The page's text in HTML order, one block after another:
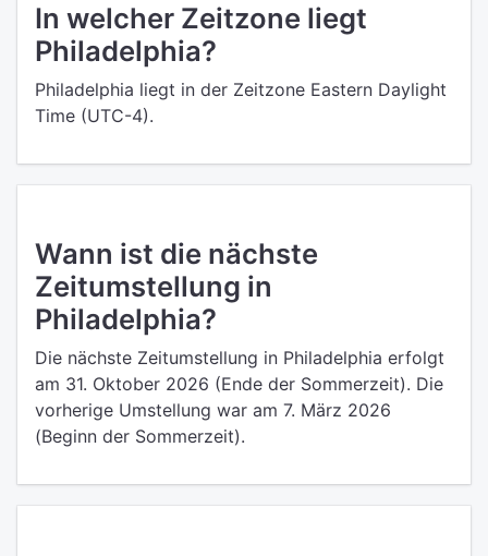
In welcher Zeitzone liegt
Philadelphia?
Philadelphia liegt in der Zeitzone Eastern Daylight
Time (UTC-4).
Wann ist die nächste
Zeitumstellung in
Philadelphia?
Die nächste Zeitumstellung in Philadelphia erfolgt
am 31. Oktober 2026 (Ende der Sommerzeit). Die
vorherige Umstellung war am 7. März 2026
(Beginn der Sommerzeit).